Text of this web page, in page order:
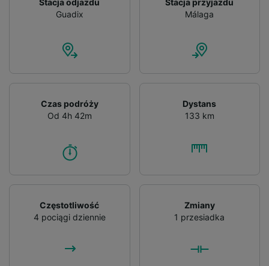
Guadix
Málaga
Czas podróży
Od 4h 42m
Dystans
133 km
Częstotliwość
4 pociągi dziennie
Zmiany
1 przesiadka